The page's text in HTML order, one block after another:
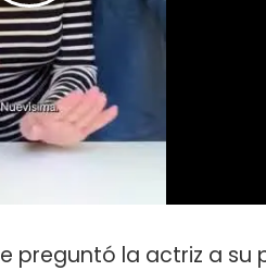
preguntó la actriz a su